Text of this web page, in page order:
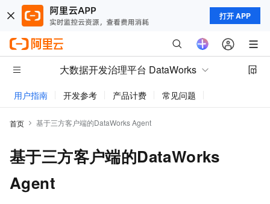
打开 APP
大数据开发治理平台 DataWorks
用户指南 开发参考 产品计费 常见问题
首页 基于三方客户端的DataWorks Agent
基于三方客户端的DataWorks
Agent